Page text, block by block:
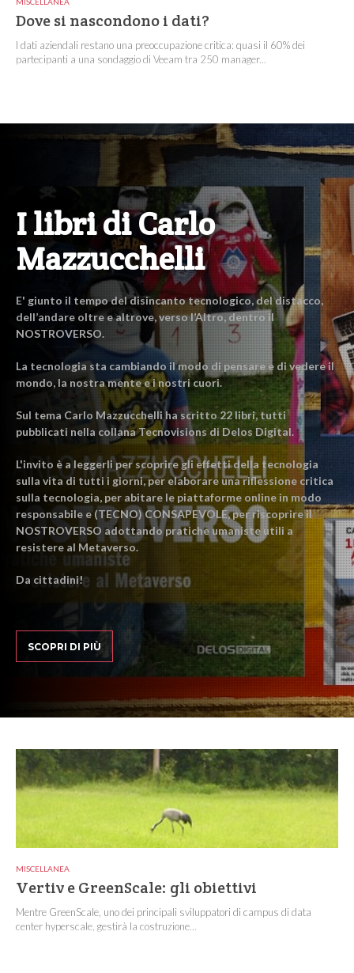
Dove si nascondono i dati?
I dati aziendali restano una preoccupazione critica: quasi il 60% dei
partecipanti a una sondaggio di Veeam tra 250 manager...
I libri di Carlo
Mazzucchelli
E' giunto il tempo del disincanto tecnologico, del distacco,
dell’andare oltre e altrove, verso l’Altro, dentro il
NOSTROVERSO.
La tecnologia sta cambiando il modo di pensare e di vedere il
mondo, la nostra mente e i nostri cuori.
Sul tema Carlo Mazzucchelli ha scritto 22 libri, tutti
pubblicati nella collana Tecnovisions di Delos Digital.
L'invito è a leggerli per scoprire gli effetti della tecnologia
sulla vita di tutti i giorni, per elaborare una riflessione critica
sulla tecnologia, per abitare le piattaforme online in modo
responsabile e (TECNO) CONSAPEVOLE, per riscoprire il
NOSTROVERSO adottando pratiche umaniste utili a
resistere al Metaverso.
Da cittadini!
SCOPRI DI PIÙ
MISCELLANEA
Vertiv e GreenScale: gli obiettivi
Mentre GreenScale, uno dei principali sviluppatori di campus di data
center hyperscale, gestirà la costruzione...